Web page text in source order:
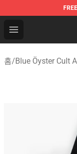
FREE
Open menu
Blue Öyster
홈/Blue Öyster Cult